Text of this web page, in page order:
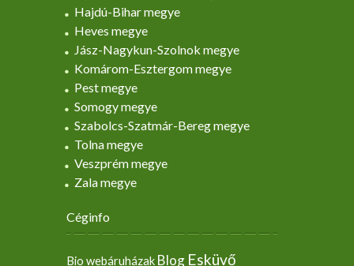
Hajdú-Bihar megye
Heves megye
Jász-Nagykun-Szolnok megye
Komárom-Esztergom megye
Pest megye
Somogy megye
Szabolcs-Szatmár-Bereg megye
Tolna megye
Veszprém megye
Zala megye
Céginfo
Bio webáruházak Blog Esküvő